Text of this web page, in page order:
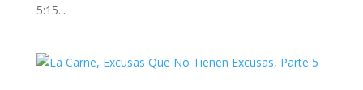
5:15...